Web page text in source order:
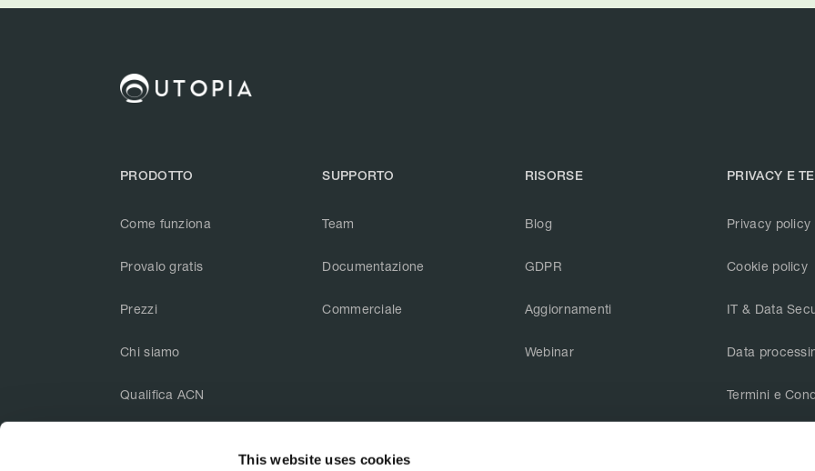
This website uses cookies
PRODOTTO
Come funziona
Provalo gratis
Prezzi
Chi siamo
Qualifica ACN
SUPPORTO
Team
Documentazione
Commerciale
RISORSE
Blog
GDPR
Aggiornamenti
Webinar
PRIVACY E
Privacy policy
Cookie policy
IT & Data
Data
Termini e